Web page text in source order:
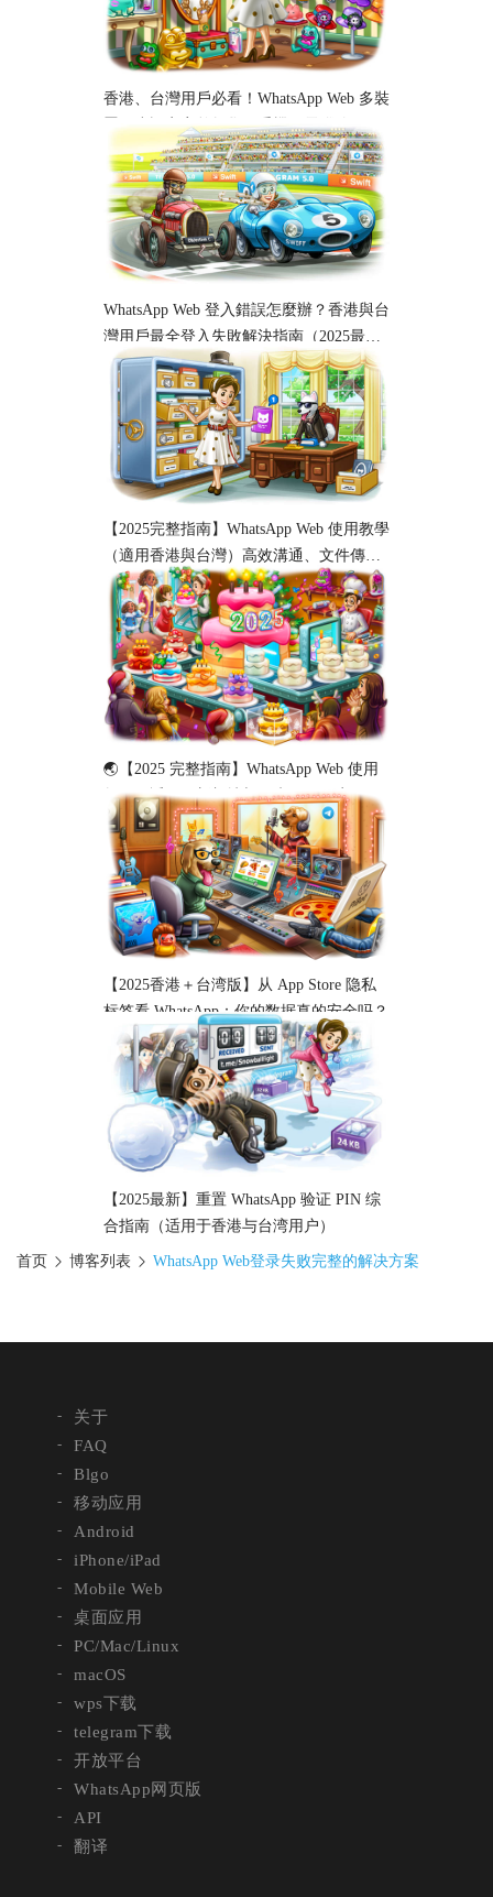
香港、台灣用戶必看！WhatsApp Web 多裝
置同步設定完整教學｜手機、電腦跨平台
使用指南
WhatsApp Web 登入錯誤怎麼辦？香港與台
灣用戶最全登入失敗解決指南（2025最
新）
【2025完整指南】WhatsApp Web 使用教學
（適用香港與台灣）高效溝通、文件傳輸
與工作協作必備！
🌏【2025 完整指南】WhatsApp Web 使用
教程（适用于新加坡与马来西亚用户）
【2025香港＋台湾版】从 App Store 隐私
标签看 WhatsApp：你的数据真的安全吗？
【2025最新】重置 WhatsApp 验证 PIN 综
合指南（适用于香港与台湾用户）
首页 博客列表 WhatsApp Web登录失败完整的解决方案
关于
FAQ
Blgo
移动应用
Android
iPhone/iPad
Mobile Web
桌面应用
PC/Mac/Linux
macOS
wps下载
telegram下载
开放平台
WhatsApp网页版
API
翻译